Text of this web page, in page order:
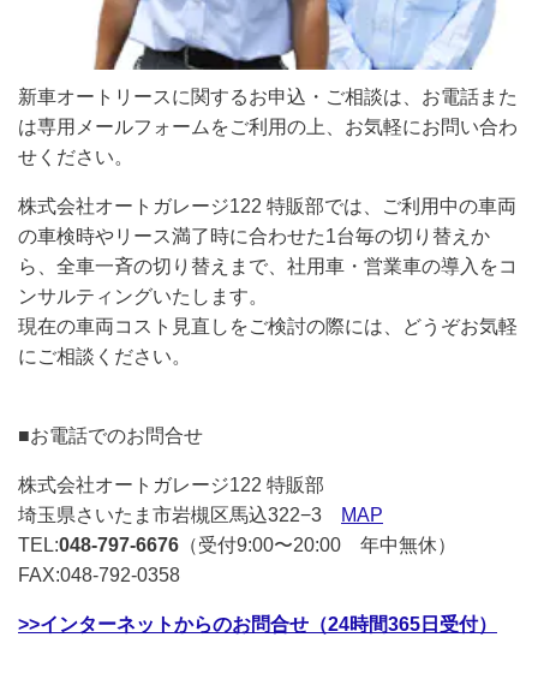
新車オートリースに関するお申込・ご相談は、お電話また
は専用メールフォームをご利用の上、お気軽にお問い合わ
せください。
株式会社オートガレージ122 特販部では、ご利用中の車両
の車検時やリース満了時に合わせた1台毎の切り替えか
ら、全車一斉の切り替えまで、社用車・営業車の導入をコ
ンサルティングいたします。
現在の車両コスト見直しをご検討の際には、どうぞお気軽
にご相談ください。
■お電話でのお問合せ
株式会社オートガレージ122 特販部
埼玉県さいたま市岩槻区馬込322−3
MAP
TEL:048-797-6676 （受付9:00〜20:00 年中無休）
FAX:048-792-0358
>>インターネットからのお問合せ（24時間365日受付）